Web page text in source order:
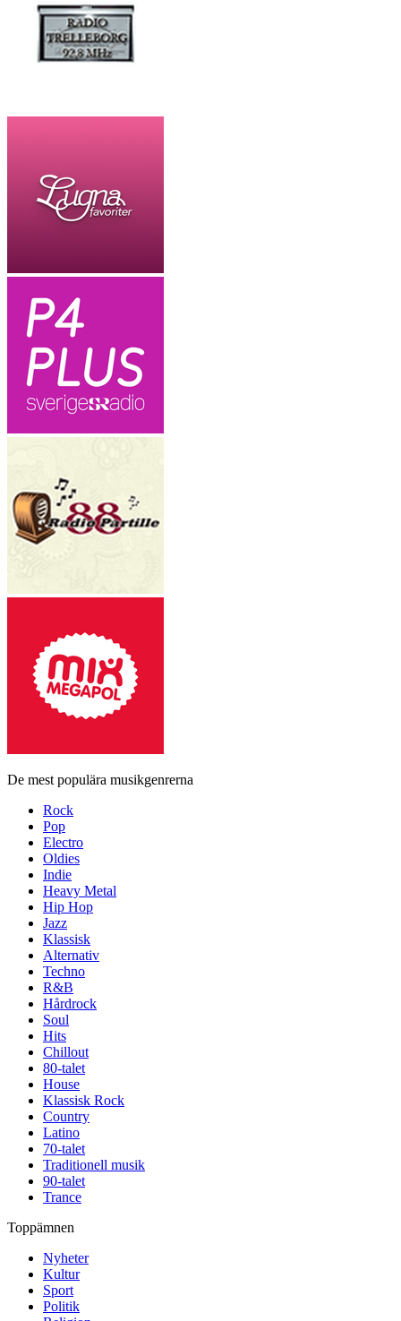
De mest populära musikgenrerna
Rock
Pop
Electro
Oldies
Indie
Heavy Metal
Hip Hop
Jazz
Klassisk
Alternativ
Techno
R&B
Hårdrock
Soul
Hits
Chillout
80-talet
House
Klassisk Rock
Country
Latino
70-talet
Traditionell musik
90-talet
Trance
Toppämnen
Nyheter
Kultur
Sport
Politik